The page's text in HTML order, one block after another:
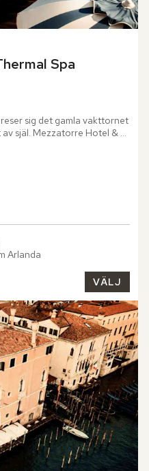
Spa
sig det gamla vakttornet
själ. Mezzatorre Hotel &
från sin...
Arlanda
VÄLJ